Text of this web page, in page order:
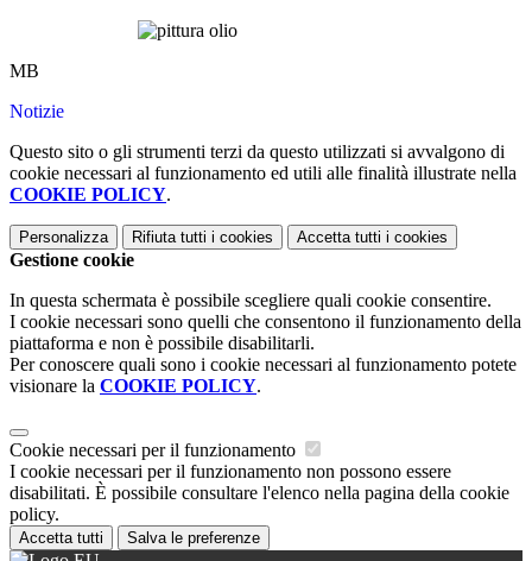
MB
Notizie
Questo sito o gli strumenti terzi da questo utilizzati si avvalgono di
cookie necessari al funzionamento ed utili alle finalità illustrate nella
COOKIE POLICY.
Personalizza Rifiuta tutti i cookies Accetta tutti i cookies
Gestione cookie
In questa schermata è possibile scegliere quali cookie consentire.
I cookie necessari sono quelli che consentono il funzionamento della
piattaforma e non è possibile disabilitarli.
Per conoscere quali sono i cookie necessari al funzionamento potete
visionare la COOKIE POLICY.
Cookie necessari per il funzionamento
I cookie necessari per il funzionamento non possono essere
disabilitati. È possibile consultare l'elenco nella pagina della cookie
policy.
Accetta tutti Salva le preferenze